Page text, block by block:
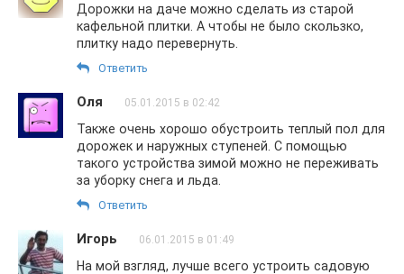
Дорожки на даче можно сделать из старой
кафельной плитки. А чтобы не было скользко,
плитку надо перевернуть.
Ответить
Оля 05.01.2015 в 02:42
Также очень хорошо обустроить теплый пол для
дорожек и наружных ступеней. С помощью
такого устройства зимой можно не переживать
за уборку снега и льда.
Ответить
Игорь 06.01.2015 в 01:49
На мой взгляд, лучше всего устроить садовую